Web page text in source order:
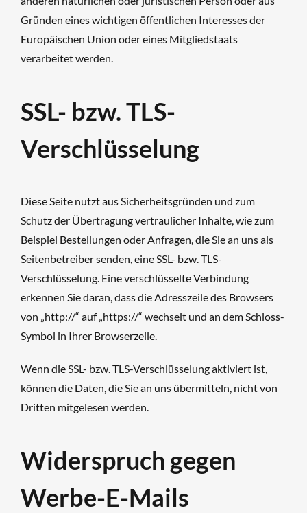
Gründen eines wichtigen öffentlichen Interesses der
Europäischen Union oder eines Mitgliedstaats
verarbeitet werden.
SSL- bzw. TLS-
Verschlüsselung
Diese Seite nutzt aus Sicherheitsgründen und zum
Schutz der Übertragung vertraulicher Inhalte, wie zum
Beispiel Bestellungen oder Anfragen, die Sie an uns als
Seitenbetreiber senden, eine SSL- bzw. TLS-
Verschlüsselung. Eine verschlüsselte Verbindung
erkennen Sie daran, dass die Adresszeile des Browsers
von „http://“ auf „https://“ wechselt und an dem Schloss-
Symbol in Ihrer Browserzeile.
Wenn die SSL- bzw. TLS-Verschlüsselung aktiviert ist,
können die Daten, die Sie an uns übermitteln, nicht von
Dritten mitgelesen werden.
Widerspruch gegen
Werbe-E-Mails